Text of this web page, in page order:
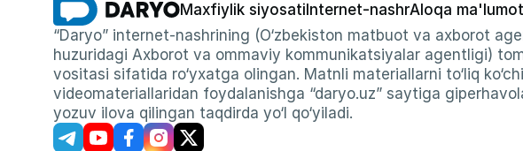
Maxfiylik siyosati Internet-nashrAloqa
“Daryo” internet-nashrining (O‘zbekiston matbuot va axborot
huzuridagi Axborot va ommaviy kommunikatsiyalar agentligi)
vositasi sifatida ro‘yxatga olingan. Matnli materiallarni to‘liq
videomateriallaridan foydalanishga “daryo.uz” saytiga
yozuv ilova qilingan taqdirda yo‘l qo‘yiladi.